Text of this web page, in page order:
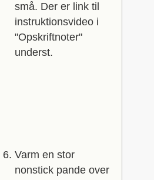
små. Der er link til
instruktionsvideo i
"Opskriftnoter"
underst.
Varm en stor
nonstick pande over